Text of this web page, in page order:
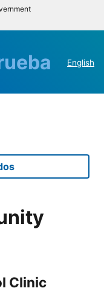
English
Clinic